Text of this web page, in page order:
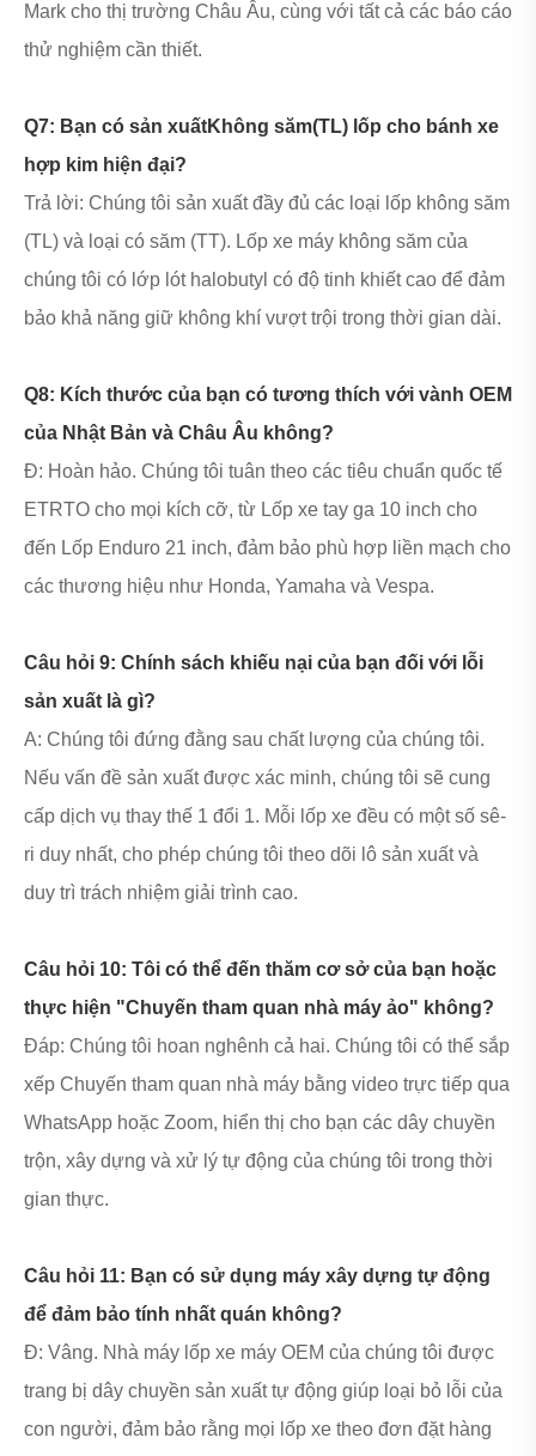
Mark cho thị trường Châu Âu, cùng với tất cả các báo cáo
thử nghiệm cần thiết.
Q7: Bạn có sản xuấtKhông săm(TL) lốp cho bánh xe
hợp kim hiện đại?
Trả lời: Chúng tôi sản xuất đầy đủ các loại lốp không săm
(TL) và loại có săm (TT). Lốp xe máy không săm của
chúng tôi có lớp lót halobutyl có độ tinh khiết cao để đảm
bảo khả năng giữ không khí vượt trội trong thời gian dài.
Q8: Kích thước của bạn có tương thích với vành OEM
của Nhật Bản và Châu Âu không?
Đ: Hoàn hảo. Chúng tôi tuân theo các tiêu chuẩn quốc tế
ETRTO cho mọi kích cỡ, từ Lốp xe tay ga 10 inch cho
đến Lốp Enduro 21 inch, đảm bảo phù hợp liền mạch cho
các thương hiệu như Honda, Yamaha và Vespa.
Câu hỏi 9: Chính sách khiếu nại của bạn đối với lỗi
sản xuất là gì?
A: Chúng tôi đứng đằng sau chất lượng của chúng tôi.
Nếu vấn đề sản xuất được xác minh, chúng tôi sẽ cung
cấp dịch vụ thay thế 1 đổi 1. Mỗi lốp xe đều có một số sê-
ri duy nhất, cho phép chúng tôi theo dõi lô sản xuất và
duy trì trách nhiệm giải trình cao.
Câu hỏi 10: Tôi có thể đến thăm cơ sở của bạn hoặc
thực hiện "Chuyến tham quan nhà máy ảo" không?
Đáp: Chúng tôi hoan nghênh cả hai. Chúng tôi có thể sắp
xếp Chuyến tham quan nhà máy bằng video trực tiếp qua
WhatsApp hoặc Zoom, hiển thị cho bạn các dây chuyền
trộn, xây dựng và xử lý tự động của chúng tôi trong thời
gian thực.
Câu hỏi 11: Bạn có sử dụng máy xây dựng tự động
để đảm bảo tính nhất quán không?
Đ: Vâng. Nhà máy lốp xe máy OEM của chúng tôi được
trang bị dây chuyền sản xuất tự động giúp loại bỏ lỗi của
con người, đảm bảo rằng mọi lốp xe theo đơn đặt hàng